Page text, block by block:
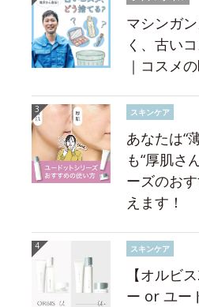
マシンガ
く、古い
｜コスメ
スキンケア
あなたは“
も“厚肌さ
ーズのお
えます！
スキンケア
【オルビ
ー or ユー